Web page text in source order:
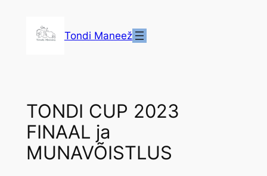
Tondi Maneež
TONDI CUP 2023
FINAAL ja
MUNAVÕISTLUS